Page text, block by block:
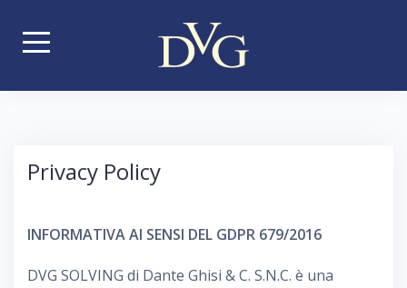
p
Privacy Policy
INFORMATIVA AI SENSI DEL GDPR 679/2016
DVG SOLVING di Dante Ghisi & C. S.N.C. è una